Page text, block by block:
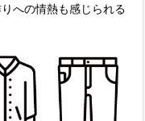
への情熱も感じられる